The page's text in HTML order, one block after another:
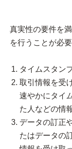
真実性の要件を
を行うことが必要
タイムスタン
取引情報を受
速やかにタイ
た人などの情
データの訂正
たはデータの